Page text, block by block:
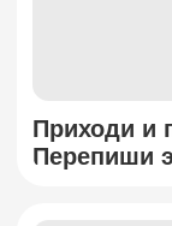
Приходи и
Перепиши